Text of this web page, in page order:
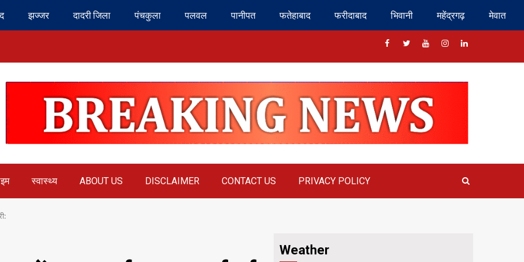
झज्जर दादरी जिला पंचकुला पलवल पानीपत फतेहाबाद फरीदाबाद भिवानी महेंद्रगढ़ मेवात
Facebook
TwitterYoutubeInstragram
Linkedin
स्वास्थ्य ABOUT US DISCLAIMER CONTACT US PRIVACY POLICY
Weather